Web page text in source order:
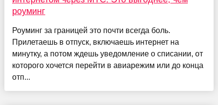
роуминг
Роуминг за границей это почти всегда боль.
Прилетаешь в отпуск, включаешь интернет на
минутку, а потом ждешь уведомление о списании, от
которого хочется перейти в авиарежим или до конца
отп...